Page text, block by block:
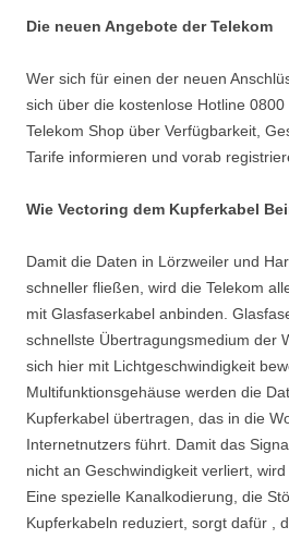
Die neuen Angebote der Telekom
Wer sich für einen der neuen
sich über die kostenlose Hotline
Telekom Shop über Verfügbarkeit,
Tarife informieren und vorab
Wie Vectoring dem Kupferkabel
Damit die Daten in Lörzweiler und
schneller fließen, wird die Telekom
mit Glasfaserkabel anbinden.
schnellste Übertragungsmedium der
sich hier mit Lichtgeschwindigkeit
Multifunktionsgehäuse werden die
Kupferkabel übertragen, das in die
Internetnutzers führt. Damit das
nicht an Geschwindigkeit verliert, wird
Eine spezielle Kanalkodierung, die
Kupferkabeln reduziert, sorgt dafür ,